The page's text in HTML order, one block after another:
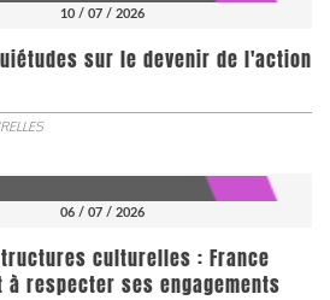
10 / 07 / 2026
sur le devenir de l'action
06 / 07 / 2026
culturelles : France
à respecter ses engagements